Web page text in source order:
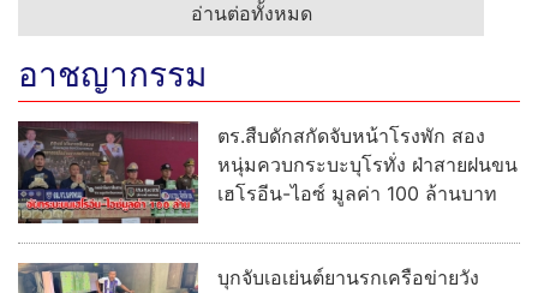
อ่านต่อทั้งหมด
อาชญากรรม
ตร.สืบดักสกัดจับหน้าโรงพัก สอง
หนุ่มควบกระบะบุโรทั่ง ฝ่าสายฝนขน
เฮโรอีน-ไอซ์ มูลค่า 100 ล้านบาท
บุกจับเอเย่นต์ยานรกเครือข่ายวัง